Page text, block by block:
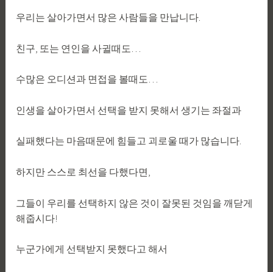
우리는 살아가면서 많은 사람들을 만납니다.
친구, 또는 연인을 사귈때도…
수많은 오디션과 면접을 볼때도…
인생을 살아가면서 선택을 받지 못해서 생기는 좌절과
실패했다는 마음때문에 힘들고 괴로울 때가 많습니다.
하지만 스스로 최선을 다했다면,
그들이 우리를 선택하지 않은 것이 잘못된 것임을 깨닫게
해줍시다!
누군가에게 선택받지 못했다고 해서